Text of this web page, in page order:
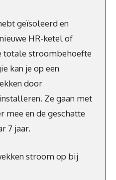
geïsoleerd en
HR-ketel of
totale stroombehoefte
kan je op een
door
Ze gaan met
mee en de geschatte
7 jaar.
stroom op bij